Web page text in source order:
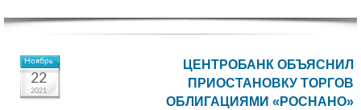
Ноябрь
22
2021
ЦЕНТРОБАНК ОБЪЯСНИЛ
ПРИОСТАНОВКУ ТОРГОВ
ОБЛИГАЦИЯМИ «РОСНАНО»